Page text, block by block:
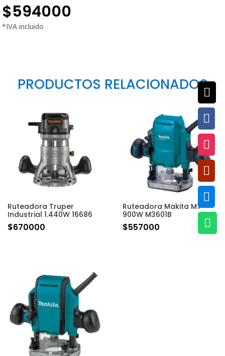






$594000
PRODUCTOS RELACIONADOS
Ruteadora Truper
Industrial 1.440W 16686
$670000
Ruteadora Makita MT
900W M3601B
$557000